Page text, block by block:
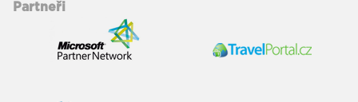
Partneři